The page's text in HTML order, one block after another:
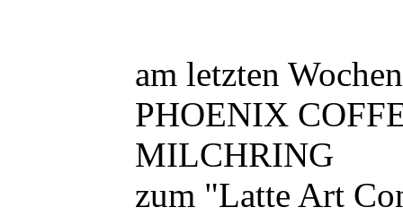
am letzten
PHOENIX
MILCHRING
zum "Latte Art